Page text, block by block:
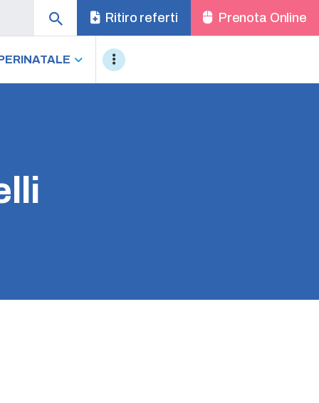
Ritiro referti Prenota Online